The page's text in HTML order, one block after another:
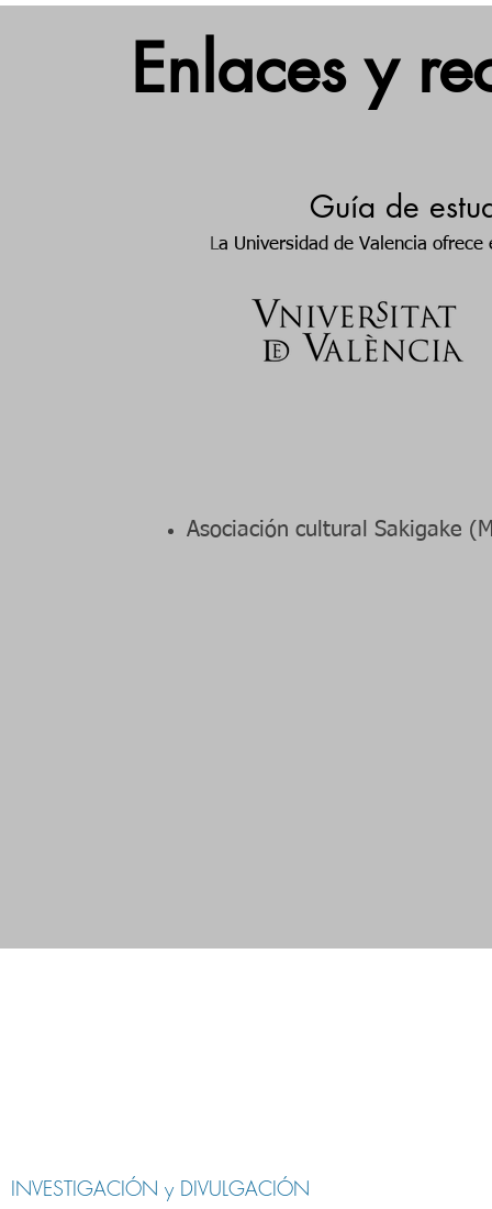
Enlaces y
Guía de
La Universidad de Valencia
Asociación cultural Sakigake
INVESTIGACIÓN y DIVULGACIÓN